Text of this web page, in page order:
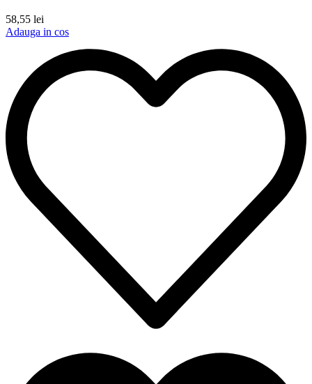
58,55 lei
Adauga in cos